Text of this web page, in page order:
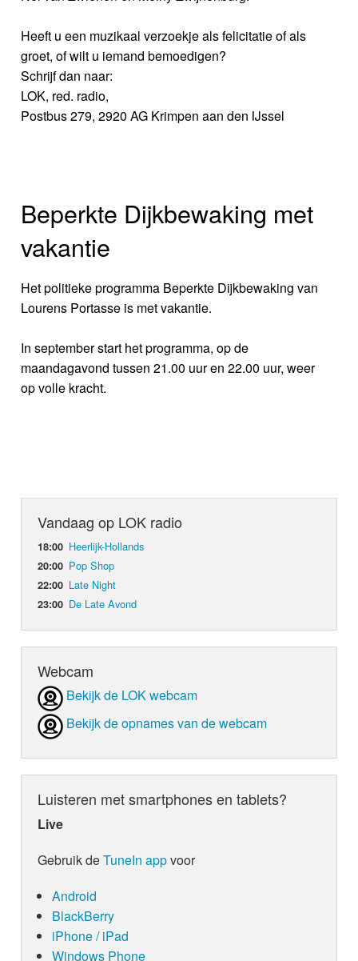
Heeft u een muzikaal verzoekje als felicitatie of als
groet, of wilt u iemand bemoedigen?
Schrijf dan naar:
LOK, red. radio,
Postbus 279, 2920 AG Krimpen aan den IJssel
Beperkte Dijkbewaking met
vakantie
Het politieke programma Beperkte Dijkbewaking van
Lourens Portasse is met vakantie.
In september start het programma, op de
maandagavond tussen 21.00 uur en 22.00 uur, weer
op volle kracht.
Vandaag op LOK radio
18:00 Heerlijk-Hollands
20:00 Pop Shop
22:00 Late Night
23:00 De Late Avond
Webcam
Bekijk de LOK webcam
Bekijk de opnames van de webcam
Luisteren met smartphones en tablets?
Live
Gebruik deTuneIn appvoor
Android
BlackBerry
iPhone / iPad
Windows Phone